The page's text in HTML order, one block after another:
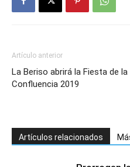
Artículo anterior
La Beriso abrirá la Fiesta de la
Confluencia 2019
Artículos relacionados